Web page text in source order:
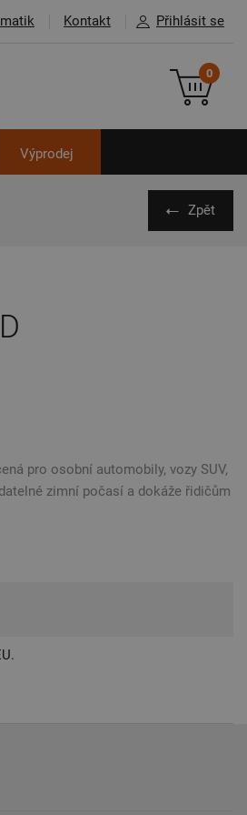
Kontakt Přihlásit se
0
Výprodej
Zpět
pro osobní automobily, vozy SUV,
zimní počasí a dokáže řidičům